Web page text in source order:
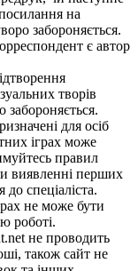
на
забороняється.
є автор
творів
забороняється.
для осіб
іграх може
правил
виявленні перших
до спеціаліста.
не може бути
роботі.
не проводить
також сайт не